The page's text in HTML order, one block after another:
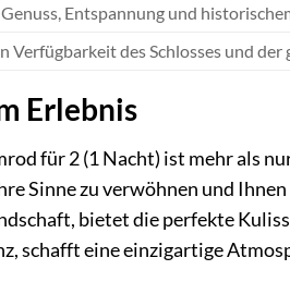
Entspannung und
Verfügbarkeit des Schlosses und
Erlebnis
für 2 (1 Nacht) ist mehr als
Sinne zu verwöhnen und
bietet die perfekte
schafft eine einzigartige